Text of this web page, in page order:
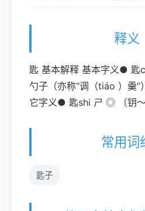
释义
匙 基本解释 基本字义● 匙
勺子（亦称“调（tiáo ）羹”
它字义● 匙shi ㄕ ◎ 〔钥～
常用词
匙子